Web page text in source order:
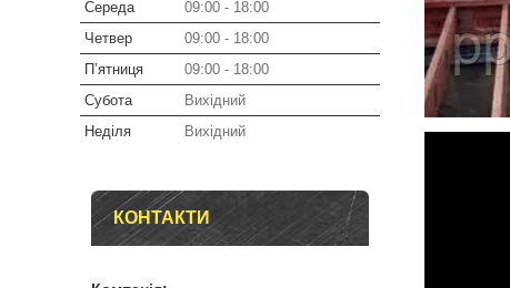
Середа
09:00
18:00
Четвер
09:00
18:00
Пʼятниця
09:00
18:00
Субота
Вихідний
Неділя
Вихідний
КОНТАКТИ